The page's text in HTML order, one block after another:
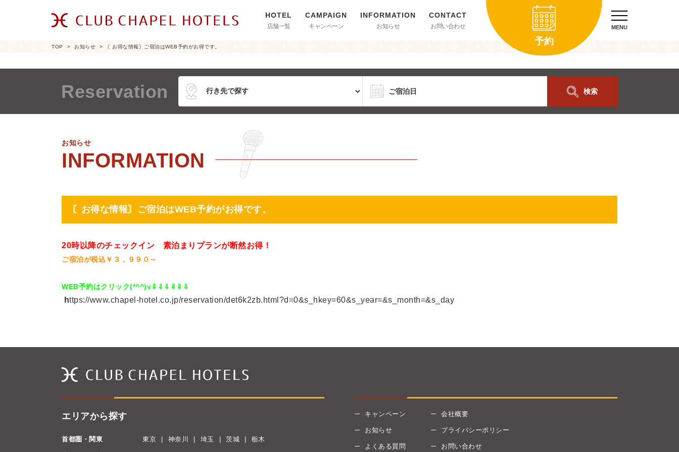
店舗一覧 キャンペーン お知らせ お問い合わせ
予約
MENU
TOP お知らせ 〘お得な情報〙ご宿泊はWEB予約がお得です。
Reservation 検索
お知らせ
〘お得な情報〙ご宿泊はWEB予約がお得です。
20時以降のチェックイン 素泊まりプランが断然お得！
ご宿泊が税込￥３，９９０～
WEB予約はクリック(*^^)v⇓⇓⇓⇓⇓⇓
https://www.chapel-hotel.co.jp/reservation/det6k2zb.html?d=0&s_hkey=60&s_year=&s_month=&s_day
エリアから探す
首都圏・関東 東京 神奈川 埼玉 茨城 栃木
キャンペーン
お知らせ
よくある質問
会社概要
プライバシーポリシー
お問い合わせ